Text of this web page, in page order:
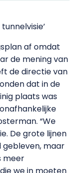
af omdat
de mening van
de directie van
dat in de
plaats was
“We
De grote lijnen
gebleven, maar
meer